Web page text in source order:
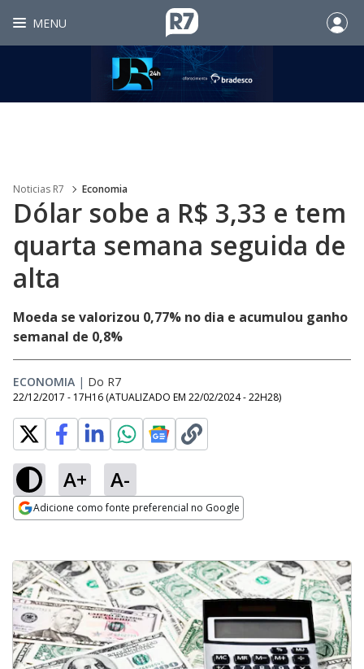
MENU
Noticias R7 Economia
Dólar sobe a R$ 3,33 e tem
quarta semana seguida de
alta
Moeda se valorizou 0,77% no dia e acumulou ganho
semanal de 0,8%
ECONOMIA | Do R7
22/12/2017 - 17H16 (ATUALIZADO EM 22/02/2024 - 22H28)
A+ A-
Adicione como fonte preferencial no Google